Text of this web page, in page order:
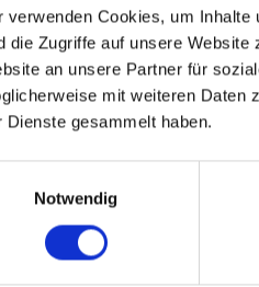
verwenden Cookies, um Inhalte
die Zugriffe auf unsere
an unsere Partner für
mit weiteren Daten
Dienste gesammelt haben.
Notwendig